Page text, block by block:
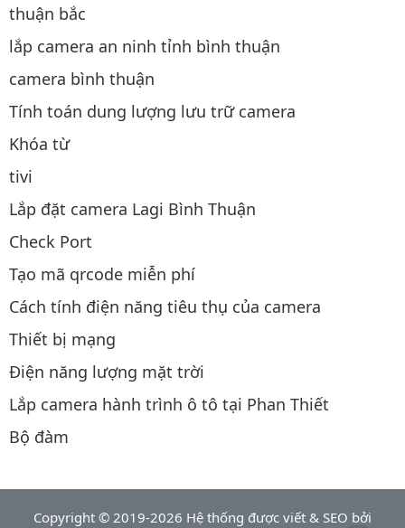
thuận bắc
lắp camera an ninh tỉnh bình thuận
camera bình thuận
Tính toán dung lượng lưu trữ camera
Khóa từ
tivi
Lắp đặt camera Lagi Bình Thuận
Check Port
Tạo mã qrcode miễn phí
Cách tính điện năng tiêu thụ của camera
Thiết bị mạng
Điện năng lượng mặt trời
Lắp camera hành trình ô tô tại Phan Thiết
Bộ đàm
Copyright © 2019-2026 Hệ thống được viết & SEO bởi